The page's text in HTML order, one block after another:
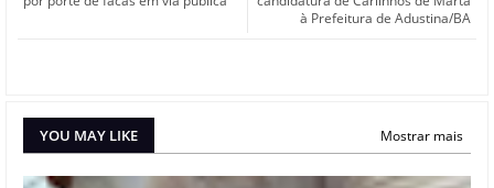
à Prefeitura de Adustina/BA
YOU MAY LIKE Mostrar mais